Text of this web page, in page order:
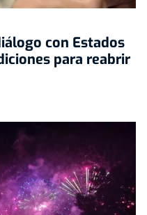
con Estados
para reabrir